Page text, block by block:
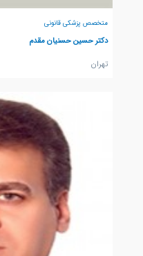
متخصص پزشکی قانونی
دکتر حسین حسنیان مقدم
تهران